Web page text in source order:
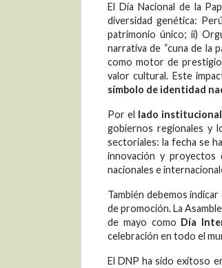
El Día Nacional de la
diversidad genética:
patrimonio único; ii)
narrativa de “cuna de la
como motor de
valor cultural. Este
símbolo de identidad
Por el lado institucional
gobiernos regionales y
sectoriales: la fecha se
innovación y proyectos
nacionales e
También debemos
de promoción. La
de mayo como Día
celebración en todo el
El DNP ha sido exitoso